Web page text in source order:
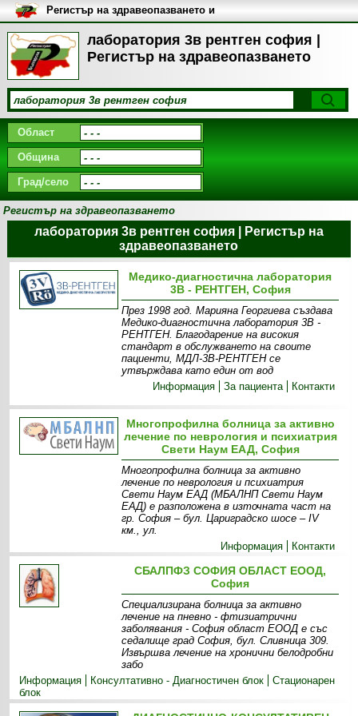
лаборатория 3в рентген софия |
Регистър на здравеопазването
Регистър на здравеопазването и
медицинските заведения в
България
Област
Община
Град/село
Регистър на здравеопазването
лаборатория 3в рентген софия | Регистър на
здравеопазването
Медико-диагностична лаборатория
3В - РЕНТГЕН, София
През 1998 год. Марияна Георгиева създава
Медико-диагностична лаборатория 3В -
РЕНТГЕН. Благодарение на високия
стандарт в обслужването на своите
пациенти, МДЛ-3В-РЕНТГЕН се
утвърждава като един от вод
Информация
За пациента Контакти
Многопрофилна болница за активно
лечение по неврология и психиатрия
Свети Наум ЕАД, София
Многопрофилна болница за активно
лечение по неврология и психиатрия
Свети Наум ЕАД (МБАЛНП Свети Наум
ЕАД) е разположена в източната част на
гр. София – бул. Цариградско шосе – ІV
км., ул.
Информация
Контакти
СБАЛПФЗ СОФИЯ ОБЛАСТ ЕООД,
София
Специализирана болница за активно
лечение на пневно - фтизиатрични
заболявания - София област ЕООД е със
седалище град София, бул. Сливница 309.
Извършва лечение на хронични белодробни
забо
Информация
Консултативно - Диагностичен блок
Стационарен
блок